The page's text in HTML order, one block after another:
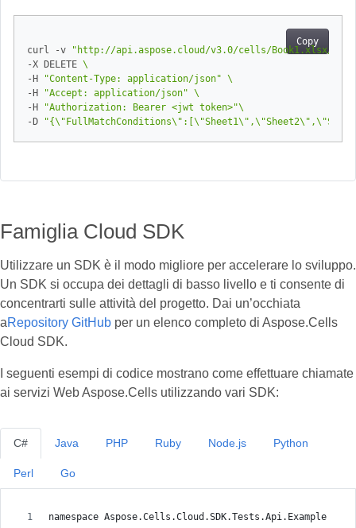
Copy
curl -v
"http://api.aspose.cloud/v3.0/cells/Book1.xlsx/
-X DELETE
-H
"Content-Type: application/json"
-H
"Accept: application/json"
-H
"Authorization: Bearer <jwt token>"
-D
Famiglia Cloud SDK
Utilizzare un SDK è il modo migliore per accelerare lo sviluppo.
Un SDK si occupa dei dettagli di basso livello e ti consente di
concentrarti sulle attività del progetto. Dai un’occhiata
aRepository GitHub per un elenco completo di Aspose.Cells
Cloud SDK.
I seguenti esempi di codice mostrano come effettuare chiamate
ai servizi Web Aspose.Cells utilizzando vari SDK:
C#
namespace Aspose.Cells.Cloud.SDK.Tests.Api.Example
Java PHP Ruby Node.js Python
Perl Go